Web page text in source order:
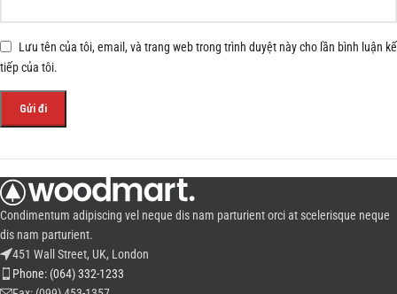
Lưu tên của tôi, email, và trang web trong trình duyệt này cho lần bình luận kế
tiếp của tôi.
Condimentum adipiscing vel neque dis nam parturient orci at scelerisque neque
dis nam parturient.
451 Wall Street, UK, London
Phone: (064) 332-1233